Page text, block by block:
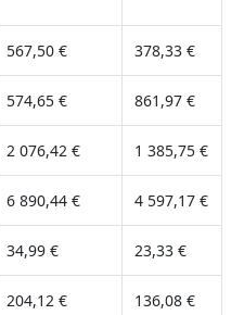
567,50 € 378,33 €
574,65 € 861,97 €
2 076,42 € 1 385,75 €
6 890,44 € 4 597,17 €
34,99 € 23,33 €
204,12 € 136,08 €